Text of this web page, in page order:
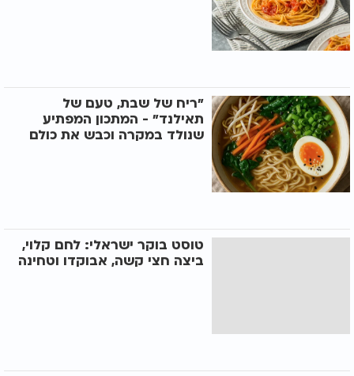
"ריח של שבת, טעם של
תאילנד" - המתכון המפתיע
שנולד במקרה וכבש את כולם
טוסט בוקר ישראלי: לחם קלוי,
ביצה חצי קשה, אבוקדו וטחינה